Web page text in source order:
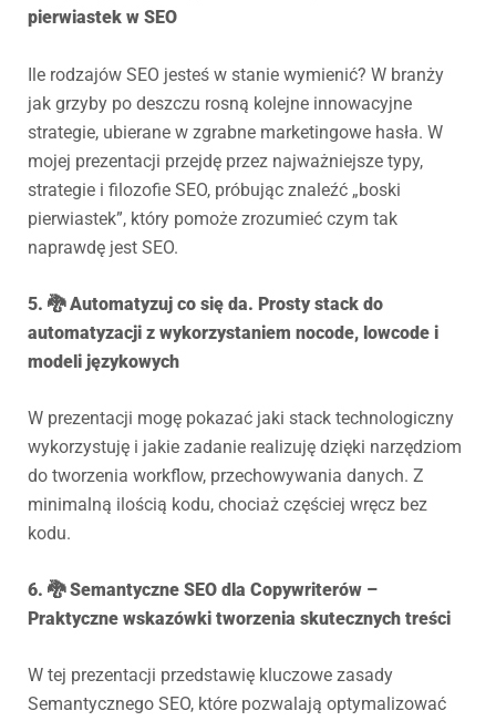
pierwiastek w SEO
Ile rodzajów SEO jesteś w stanie wymienić? W branży
jak grzyby po deszczu rosną kolejne innowacyjne
strategie, ubierane w zgrabne marketingowe hasła. W
mojej prezentacji przejdę przez najważniejsze typy,
strategie i filozofie SEO, próbując znaleźć „boski
pierwiastek”, który pomoże zrozumieć czym tak
naprawdę jest SEO.
5. 🐉 Automatyzuj co się da. Prosty stack do
automatyzacji z wykorzystaniem nocode, lowcode i
modeli językowych
W prezentacji mogę pokazać jaki stack technologiczny
wykorzystuję i jakie zadanie realizuję dzięki narzędziom
do tworzenia workflow, przechowywania danych. Z
minimalną ilością kodu, chociaż częściej wręcz bez
kodu.
6. 🐉 Semantyczne SEO dla Copywriterów –
Praktyczne wskazówki tworzenia skutecznych treści
W tej prezentacji przedstawię kluczowe zasady
Semantycznego SEO, które pozwalają optymalizować